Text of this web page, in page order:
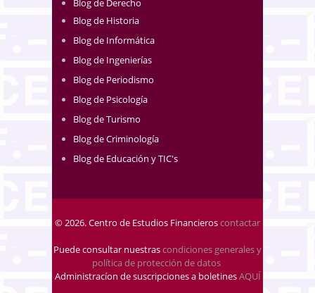
Blog de Derecho
Blog de Historia
Blog de Informática
Blog de Ingenierías
Blog de Periodismo
Blog de Psicología
Blog de Turismo
Blog de Criminología
Blog de Educación y TIC's
© 2026. Centro de Estudios Financieroscontactar
Puede consultar nuestrascondiciones generales y
política de protección de datos
Administracíon de suscripciones a boletinesAQUÍ